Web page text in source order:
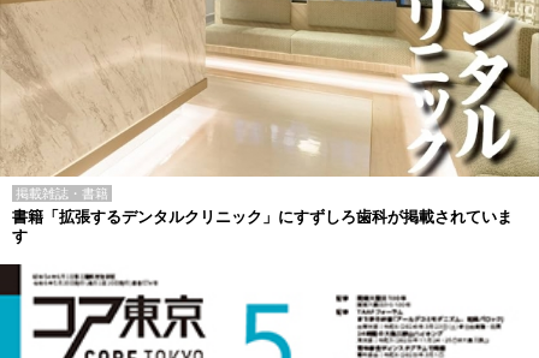
掲載雑誌・書籍
書籍「拡張するデンタルクリニック」にすずしろ歯科が掲載されていま
す